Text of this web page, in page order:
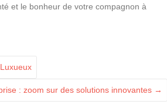
et le bonheur de votre compagnon à
: zoom sur des solutions innovantes →